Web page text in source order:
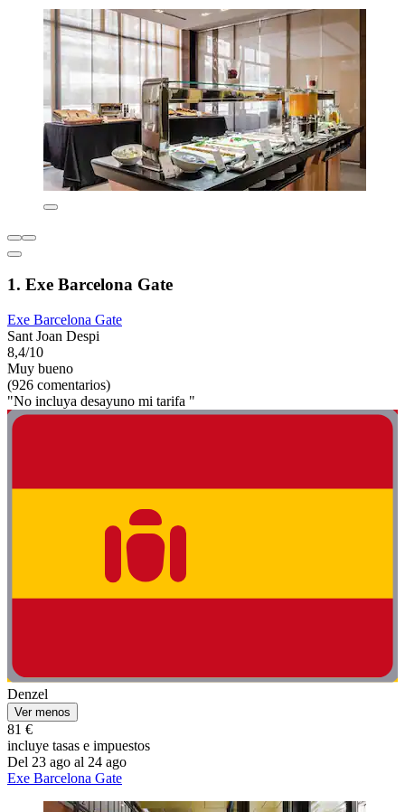
1. Exe Barcelona Gate
Exe Barcelona Gate
Sant Joan Despi
8,4/10
Muy bueno
(926 comentarios)
"No incluya desayuno mi tarifa "
Denzel
Ver menos
81 €
incluye tasas e impuestos
Del 23 ago al 24 ago
Exe Barcelona Gate